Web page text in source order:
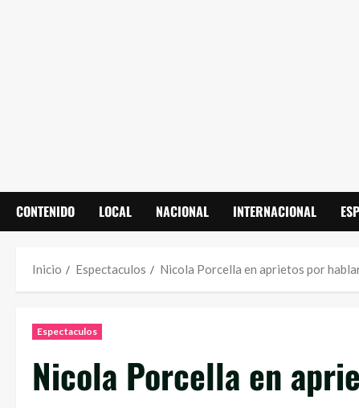
CONTENIDO LOCAL NACIONAL INTERNACIONAL
Inicio Espectaculos Nicola Porcella en aprietos por
Espectaculos
Nicola Porcella en